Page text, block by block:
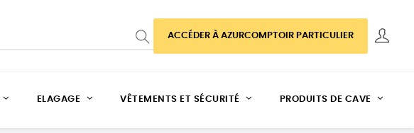
ACCÉDER À AZURCOMPTOIR PARTICULIER
ELAGAGE VÊTEMENTS ET SÉCURITÉ PRODUITS DE CAVE